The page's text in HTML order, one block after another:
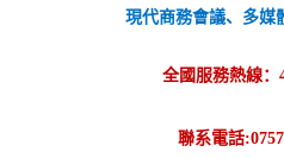
現代商務會議、多媒
全國服務熱線：
聯系電話